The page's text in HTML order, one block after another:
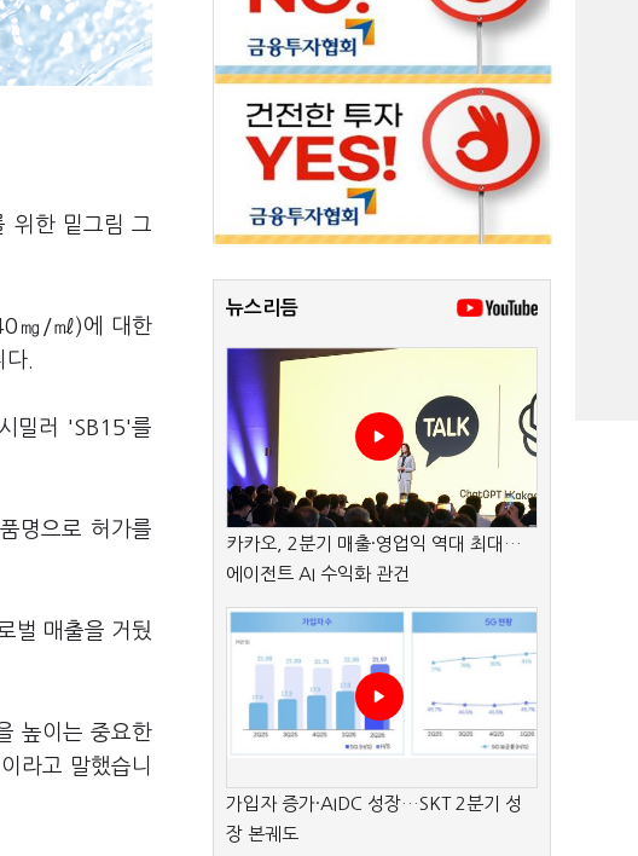
위한 밑그림 그
㎎/㎖)에 대한
.
밀러 'SB15'를
명으로 허가를
벌 매출을 거뒀
높이는 중요한
라고 말했습니
뉴스리듬
카카오, 2분기 매출·영업익 역대 최대…
에이전트 AI 수익화 관건
가입자 증가·AIDC 성장…SKT 2분기 성
장 본궤도